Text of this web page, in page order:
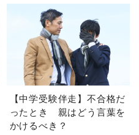
【中学受験伴走】不合格だ
ったとき 親はどう言葉を
かけるべき？